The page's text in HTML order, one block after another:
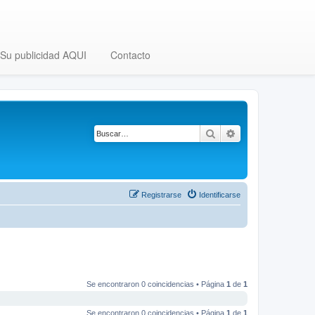
publicidad AQUI Contacto
Buscar
Identificarse
Registrarse
Se encontraron 0 coincidencias • Página 1 de 1
Se encontraron 0 coincidencias • Página 1 de 1